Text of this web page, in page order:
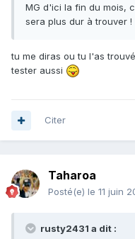
MG d'ici la fin du mois,
sera plus dur à trouver !
tu me diras ou tu l'as
tester aussi
Citer
Taharoa
Posté(e) le 11 juin
rusty2431 a dit :